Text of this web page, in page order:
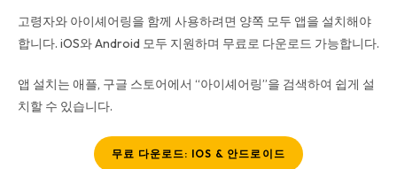
고령자와 아이셰어링을 함께 사용하려면 양쪽 모두 앱을 설치해야
합니다. iOS와 Android 모두 지원하며 무료로 다운로드 가능합니다.
앱 설치는 애플, 구글 스토어에서 “아이셰어링”을 검색하여 쉽게 설
치할 수 있습니다.
무료 다운로드: IOS & 안드로이드